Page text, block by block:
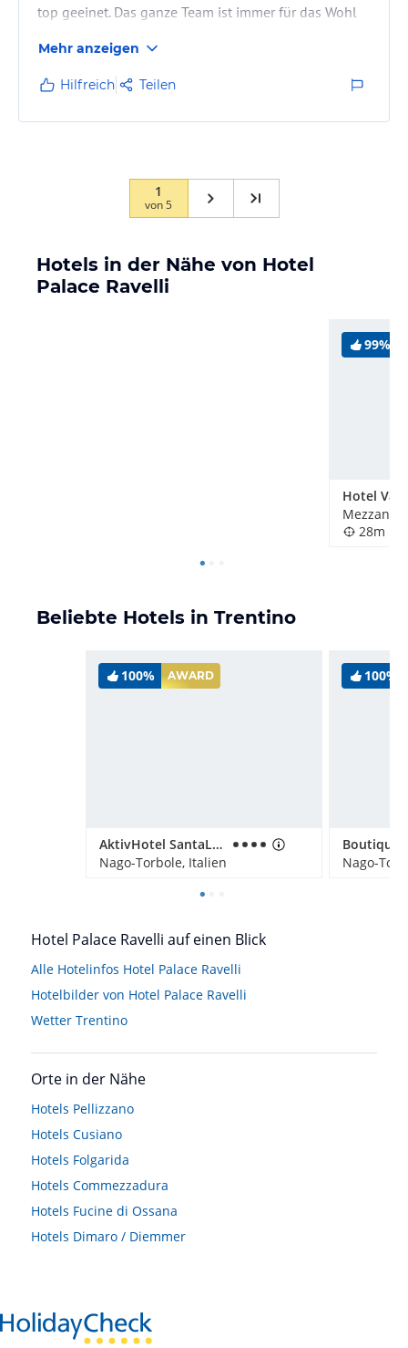
top geeinet. Das ganze Team ist immer für das Wohl
Mehr anzeigen
Hilfreich Teilen
1
von5
Hotels in der Nähe von Hotel
Palace Ravelli
99%
Hotel Val
Mezzana-
28m
Beliebte Hotels in Trentino
100% AWARD
AktivHotel SantaLucia
Nago-Torbole, Italien
100%
Nago-
Hotel Palace Ravelli auf einen Blick
Alle Hotelinfos Hotel Palace Ravelli
Hotelbilder von Hotel Palace Ravelli
Wetter Trentino
Orte in der Nähe
Hotels Pellizzano
Hotels Cusiano
Hotels Folgarida
Hotels Commezzadura
Hotels Fucine di Ossana
Hotels Dimaro / Diemmer